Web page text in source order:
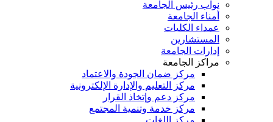
نواب رئيس الجامعة
أمناء الجامعة
عمداء الكليات
المستشارين
إدارات الجامعة
مراكز الجامعة
مركز ضمان الجودة والاعتماد
مركز التعليم والإدارة الإلكترونية
مركز دعم وإتخاذ القرار
مركز خدمة وتنمية المجتمع
مركز اللغات